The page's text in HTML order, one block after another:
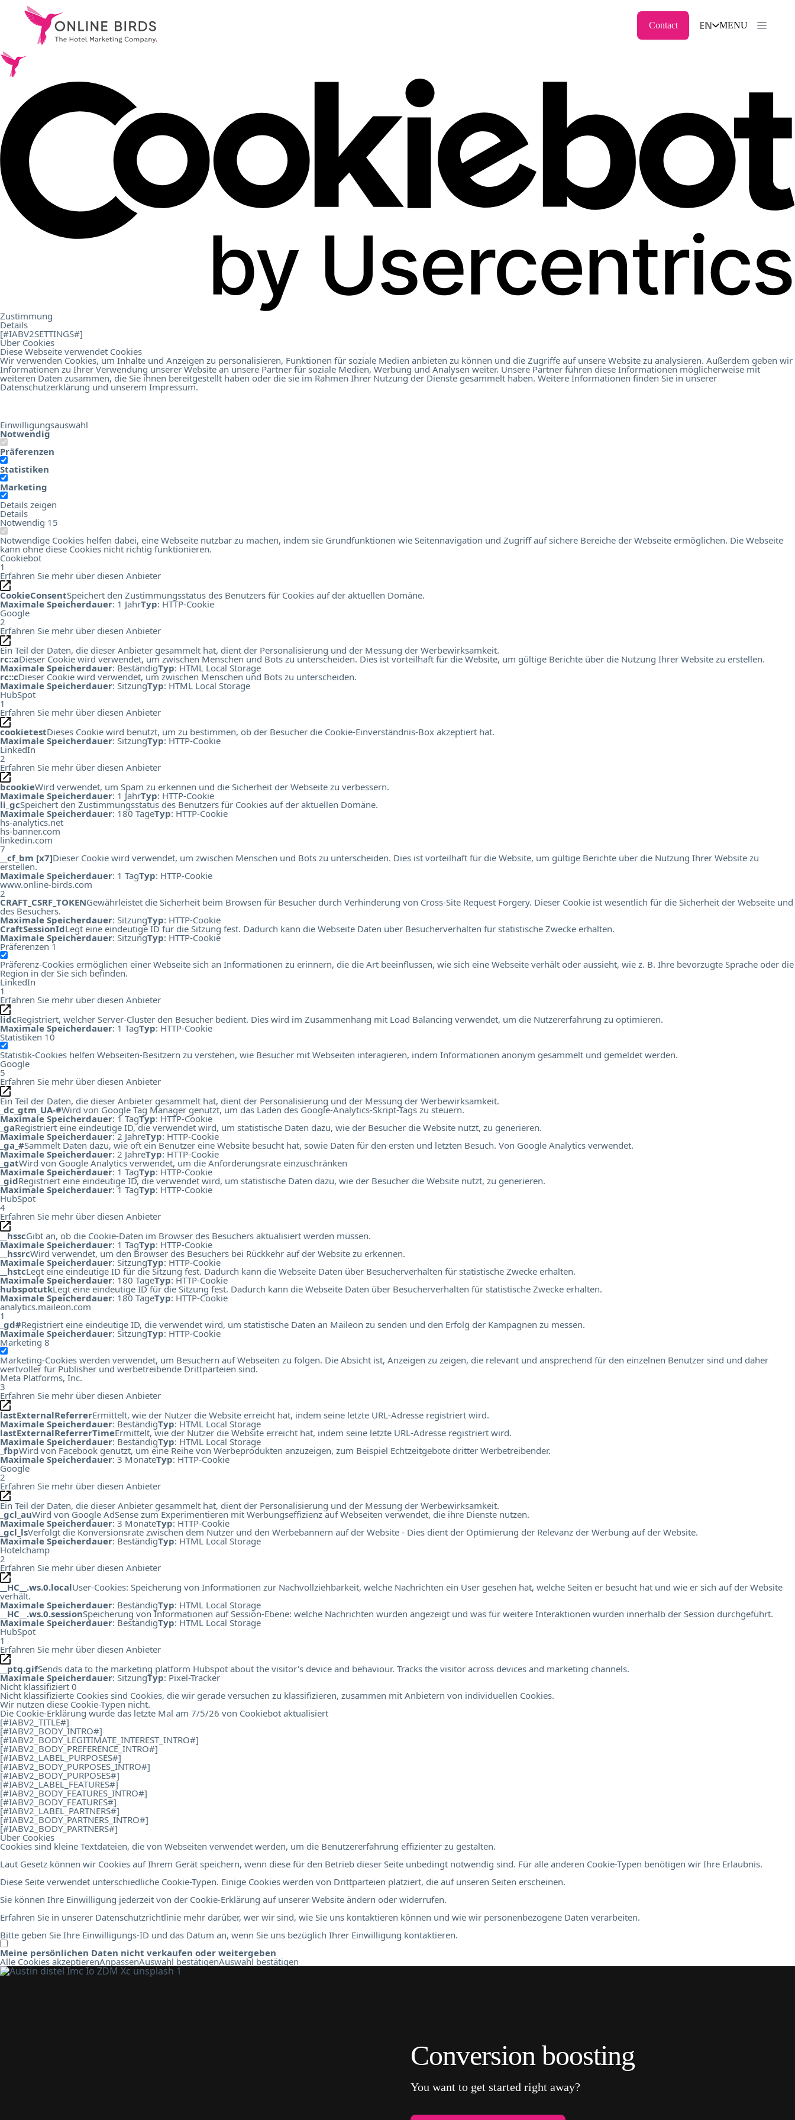
Zustimmung
Details
[#IABV2SETTINGS#]
Über Cookies
Diese Webseite verwendet Cookies
Wir verwenden Cookies, um Inhalte und Anzeigen zu personalisieren, Funktionen für soziale Medien anbieten zu können und die Zugriffe auf unsere Website zu analysieren. Außerdem geben wir
Informationen zu Ihrer Verwendung unserer Website an unsere Partner für soziale Medien, Werbung und Analysen weiter. Unsere Partner führen diese Informationen möglicherweise mit
weiteren Daten zusammen, die Sie ihnen bereitgestellt haben oder die sie im Rahmen Ihrer Nutzung der Dienste gesammelt haben. Weitere Informationen finden Sie in unserer
Datenschutzerklärung und unserem Impressum.
Einwilligungsauswahl
Notwendig
Präferenzen
Statistiken
Marketing
Details zeigen
Details
Notwendig 15
Notwendige Cookies helfen dabei, eine Webseite nutzbar zu machen, indem sie Grundfunktionen wie Seitennavigation und Zugriff auf sichere Bereiche der Webseite ermöglichen. Die Webseite
kann ohne diese Cookies nicht richtig funktionieren.
Cookiebot
1
Erfahren Sie mehr über diesen Anbieter
CookieConsentSpeichert den Zustimmungsstatus des Benutzers für Cookies auf der aktuellen Domäne.
Maximale Speicherdauer: 1 JahrTyp: HTTP-Cookie
Google
2
Erfahren Sie mehr über diesen Anbieter
Ein Teil der Daten, die dieser Anbieter gesammelt hat, dient der Personalisierung und der Messung der Werbewirksamkeit.
rc::aDieser Cookie wird verwendet, um zwischen Menschen und Bots zu unterscheiden. Dies ist vorteilhaft für die Website, um gültige Berichte über die Nutzung Ihrer Website zu erstellen.
Maximale Speicherdauer: BeständigTyp: HTML Local Storage
rc::cDieser Cookie wird verwendet, um zwischen Menschen und Bots zu unterscheiden.
Maximale Speicherdauer: SitzungTyp: HTML Local Storage
HubSpot
1
Erfahren Sie mehr über diesen Anbieter
cookietestDieses Cookie wird benutzt, um zu bestimmen, ob der Besucher die Cookie-Einverständnis-Box akzeptiert hat.
Maximale Speicherdauer: SitzungTyp: HTTP-Cookie
LinkedIn
2
Erfahren Sie mehr über diesen Anbieter
bcookieWird verwendet, um Spam zu erkennen und die Sicherheit der Webseite zu verbessern.
Maximale Speicherdauer: 1 JahrTyp: HTTP-Cookie
li_gcSpeichert den Zustimmungsstatus des Benutzers für Cookies auf der aktuellen Domäne.
Maximale Speicherdauer: 180 TageTyp: HTTP-Cookie
hs-analytics.net
hs-banner.com
linkedin.com
7
__cf_bm [x7]Dieser Cookie wird verwendet, um zwischen Menschen und Bots zu unterscheiden. Dies ist vorteilhaft für die Website, um gültige Berichte über die Nutzung Ihrer Website zu
erstellen.
Maximale Speicherdauer: 1 TagTyp: HTTP-Cookie
www.online-birds.com
2
CRAFT_CSRF_TOKENGewährleistet die Sicherheit beim Browsen für Besucher durch Verhinderung von Cross-Site Request Forgery. Dieser Cookie ist wesentlich für die Sicherheit der Webseite und
des Besuchers.
Maximale Speicherdauer: SitzungTyp: HTTP-Cookie
CraftSessionIdLegt eine eindeutige ID für die Sitzung fest. Dadurch kann die Webseite Daten über Besucherverhalten für statistische Zwecke erhalten.
Maximale Speicherdauer: SitzungTyp: HTTP-Cookie
Präferenzen 1
Präferenz-Cookies ermöglichen einer Webseite sich an Informationen zu erinnern, die die Art beeinflussen, wie sich eine Webseite verhält oder aussieht, wie z. B. Ihre bevorzugte Sprache oder die
Region in der Sie sich befinden.
LinkedIn
1
Erfahren Sie mehr über diesen Anbieter
lidcRegistriert, welcher Server-Cluster den Besucher bedient. Dies wird im Zusammenhang mit Load Balancing verwendet, um die Nutzererfahrung zu optimieren.
Maximale Speicherdauer: 1 TagTyp: HTTP-Cookie
Statistiken 10
Statistik-Cookies helfen Webseiten-Besitzern zu verstehen, wie Besucher mit Webseiten interagieren, indem Informationen anonym gesammelt und gemeldet werden.
Google
5
Erfahren Sie mehr über diesen Anbieter
Ein Teil der Daten, die dieser Anbieter gesammelt hat, dient der Personalisierung und der Messung der Werbewirksamkeit.
_dc_gtm_UA-#Wird von Google Tag Manager genutzt, um das Laden des Google-Analytics-Skript-Tags zu steuern.
Maximale Speicherdauer: 1 TagTyp: HTTP-Cookie
_gaRegistriert eine eindeutige ID, die verwendet wird, um statistische Daten dazu, wie der Besucher die Website nutzt, zu generieren.
Maximale Speicherdauer: 2 JahreTyp: HTTP-Cookie
_ga_#Sammelt Daten dazu, wie oft ein Benutzer eine Website besucht hat, sowie Daten für den ersten und letzten Besuch. Von Google Analytics verwendet.
Maximale Speicherdauer: 2 JahreTyp: HTTP-Cookie
_gatWird von Google Analytics verwendet, um die Anforderungsrate einzuschränken
Maximale Speicherdauer: 1 TagTyp: HTTP-Cookie
_gidRegistriert eine eindeutige ID, die verwendet wird, um statistische Daten dazu, wie der Besucher die Website nutzt, zu generieren.
Maximale Speicherdauer: 1 TagTyp: HTTP-Cookie
HubSpot
4
Erfahren Sie mehr über diesen Anbieter
__hsscGibt an, ob die Cookie-Daten im Browser des Besuchers aktualisiert werden müssen.
Maximale Speicherdauer: 1 TagTyp: HTTP-Cookie
__hssrcWird verwendet, um den Browser des Besuchers bei Rückkehr auf der Website zu erkennen.
Maximale Speicherdauer: SitzungTyp: HTTP-Cookie
__hstcLegt eine eindeutige ID für die Sitzung fest. Dadurch kann die Webseite Daten über Besucherverhalten für statistische Zwecke erhalten.
Maximale Speicherdauer: 180 TageTyp: HTTP-Cookie
hubspotutkLegt eine eindeutige ID für die Sitzung fest. Dadurch kann die Webseite Daten über Besucherverhalten für statistische Zwecke erhalten.
Maximale Speicherdauer: 180 TageTyp: HTTP-Cookie
analytics.maileon.com
1
_gd#Registriert eine eindeutige ID, die verwendet wird, um statistische Daten an Maileon zu senden und den Erfolg der Kampagnen zu messen.
Maximale Speicherdauer: SitzungTyp: HTTP-Cookie
Marketing 8
Marketing-Cookies werden verwendet, um Besuchern auf Webseiten zu folgen. Die Absicht ist, Anzeigen zu zeigen, die relevant und ansprechend für den einzelnen Benutzer sind und daher
wertvoller für Publisher und werbetreibende Drittparteien sind.
Meta Platforms, Inc.
3
Erfahren Sie mehr über diesen Anbieter
lastExternalReferrerErmittelt, wie der Nutzer die Website erreicht hat, indem seine letzte URL-Adresse registriert wird.
Maximale Speicherdauer: BeständigTyp: HTML Local Storage
lastExternalReferrerTimeErmittelt, wie der Nutzer die Website erreicht hat, indem seine letzte URL-Adresse registriert wird.
Maximale Speicherdauer: BeständigTyp: HTML Local Storage
_fbpWird von Facebook genutzt, um eine Reihe von Werbeprodukten anzuzeigen, zum Beispiel Echtzeitgebote dritter Werbetreibender.
Maximale Speicherdauer: 3 MonateTyp: HTTP-Cookie
Google
2
Erfahren Sie mehr über diesen Anbieter
Ein Teil der Daten, die dieser Anbieter gesammelt hat, dient der Personalisierung und der Messung der Werbewirksamkeit.
_gcl_auWird von Google AdSense zum Experimentieren mit Werbungseffizienz auf Webseiten verwendet, die ihre Dienste nutzen.
Maximale Speicherdauer: 3 MonateTyp: HTTP-Cookie
_gcl_lsVerfolgt die Konversionsrate zwischen dem Nutzer und den Werbebannern auf der Website - Dies dient der Optimierung der Relevanz der Werbung auf der Website.
Maximale Speicherdauer: BeständigTyp: HTML Local Storage
Hotelchamp
2
Erfahren Sie mehr über diesen Anbieter
__HC__.ws.0.localUser-Cookies: Speicherung von Informationen zur Nachvollziehbarkeit, welche Nachrichten ein User gesehen hat, welche Seiten er besucht hat und wie er sich auf der Website
verhält.
Maximale Speicherdauer: BeständigTyp: HTML Local Storage
__HC__.ws.0.sessionSpeicherung von Informationen auf Session-Ebene: welche Nachrichten wurden angezeigt und was für weitere Interaktionen wurden innerhalb der Session durchgeführt.
Maximale Speicherdauer: BeständigTyp: HTML Local Storage
HubSpot
1
Erfahren Sie mehr über diesen Anbieter
__ptq.gifSends data to the marketing platform Hubspot about the visitor's device and behaviour. Tracks the visitor across devices and marketing channels.
Maximale Speicherdauer: SitzungTyp: Pixel-Tracker
Nicht klassifiziert 0
Nicht klassifizierte Cookies sind Cookies, die wir gerade versuchen zu klassifizieren, zusammen mit Anbietern von individuellen Cookies.
Wir nutzen diese Cookie-Typen nicht.
Die Cookie-Erklärung wurde das letzte Mal am 7/5/26 von Cookiebot aktualisiert
[#IABV2_TITLE#]
[#IABV2_BODY_INTRO#]
[#IABV2_BODY_LEGITIMATE_INTEREST_INTRO#]
[#IABV2_BODY_PREFERENCE_INTRO#]
[#IABV2_LABEL_PURPOSES#]
[#IABV2_BODY_PURPOSES_INTRO#]
[#IABV2_BODY_PURPOSES#]
[#IABV2_LABEL_FEATURES#]
[#IABV2_BODY_FEATURES_INTRO#]
[#IABV2_BODY_FEATURES#]
[#IABV2_LABEL_PARTNERS#]
[#IABV2_BODY_PARTNERS_INTRO#]
[#IABV2_BODY_PARTNERS#]
Über Cookies
Cookies sind kleine Textdateien, die von Webseiten verwendet werden, um die Benutzererfahrung effizienter zu gestalten.
Laut Gesetz können wir Cookies auf Ihrem Gerät speichern, wenn diese für den Betrieb dieser Seite unbedingt notwendig sind. Für alle anderen Cookie-Typen benötigen wir Ihre Erlaubnis.
Diese Seite verwendet unterschiedliche Cookie-Typen. Einige Cookies werden von Drittparteien platziert, die auf unseren Seiten erscheinen.
Sie können Ihre Einwilligung jederzeit von der Cookie-Erklärung auf unserer Website ändern oder widerrufen.
Erfahren Sie in unserer Datenschutzrichtlinie mehr darüber, wer wir sind, wie Sie uns kontaktieren können und wie wir personenbezogene Daten verarbeiten.
Bitte geben Sie Ihre Einwilligungs-ID und das Datum an, wenn Sie uns bezüglich Ihrer Einwilligung kontaktieren.
Meine persönlichen Daten nicht verkaufen oder weitergeben
Alle Cookies akzeptierenAnpassenAuswahl bestätigenAuswahl bestätigen
Contact EN MENU
Services.
References.
About Us.
Career
Contact
Online Birds EducationHotel Digital Score Branchenreport Österreich 2023
Conversion boosting
You want to get started right away?